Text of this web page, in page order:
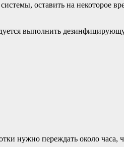
оставить на некоторое
выполнить
нужно переждать около часа,